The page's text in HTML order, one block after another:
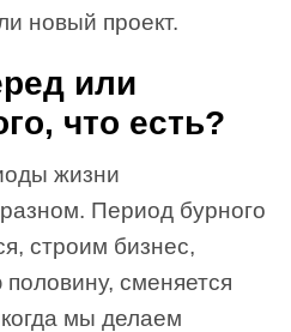
новый проект.
или
что есть?
жизни
Период бурного
строим бизнес,
сменяется
мы делаем